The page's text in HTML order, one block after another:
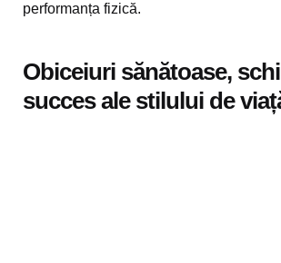
performanța fizică.
Obiceiuri sănătoase,
succes ale stilului de